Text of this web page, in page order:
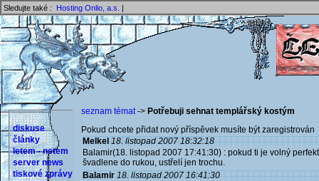
Sledujte také : Hosting Onlio, a.s. |
diskuse
články
letem - netem
server news
tiskové zprávy
seznam témat-> Potřebuji sehnat templářský kostým
Pokud chcete přidat nový příspěvek musíte být
Melkel 18. listopad 2007 18:32:18
Balamir(18. listopad 2007 17:41:30) : pokud ti je volný
švadlene do rukou, ustřelí jen trochu.
Balamir 18. listopad 2007 16:41:30